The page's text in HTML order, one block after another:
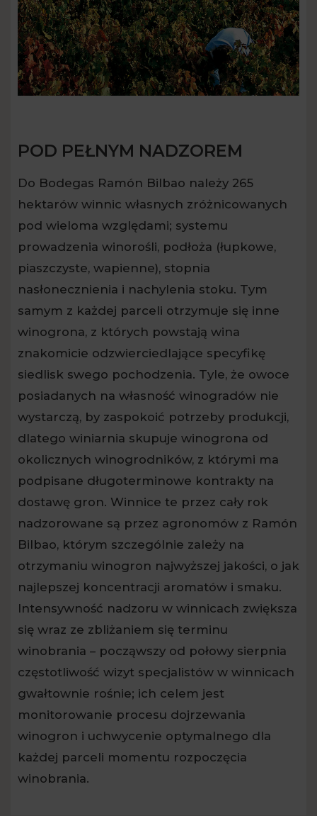
POD PEŁNYM NADZOREM
Do Bodegas Ramón Bilbao należy 265
hektarów winnic własnych zróżnicowanych
pod wieloma względami; systemu
prowadzenia winorośli, podłoża (łupkowe,
piaszczyste, wapienne), stopnia
nasłonecznienia i nachylenia stoku. Tym
samym z każdej parceli otrzymuje się inne
winogrona, z których powstają wina
znakomicie odzwierciedlające specyfikę
siedlisk swego pochodzenia. Tyle, że owoce
posiadanych na własność winogradów nie
wystarczą, by zaspokoić potrzeby produkcji,
dlatego winiarnia skupuje winogrona od
okolicznych winogrodników, z którymi ma
podpisane długoterminowe kontrakty na
dostawę gron. Winnice te przez cały rok
nadzorowane są przez agronomów z Ramón
Bilbao, którym szczególnie zależy na
otrzymaniu winogron najwyższej jakości, o jak
najlepszej koncentracji aromatów i smaku.
Intensywność nadzoru w winnicach zwiększa
się wraz ze zbliżaniem się terminu
winobrania – począwszy od połowy sierpnia
częstotliwość wizyt specjalistów w winnicach
gwałtownie rośnie; ich celem jest
monitorowanie procesu dojrzewania
winogron i uchwycenie optymalnego dla
każdej parceli momentu rozpoczęcia
winobrania.